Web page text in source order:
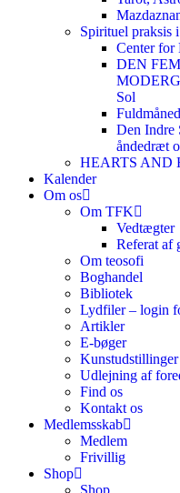
Spirituel praksis
Center for
DEN
Sol
Den Indre
åndedræt
HEARTS AND
Kalender
Om os
Om TFK
Vedtægter
Referat af
Om teosofi
Boghandel
Bibliotek
Lydfiler – login
Artikler
E-bøger
Kunstudstillinger
Udlejning af
Find os
Kontakt os
Medlemsskab
Medlem
Frivillig
Shop